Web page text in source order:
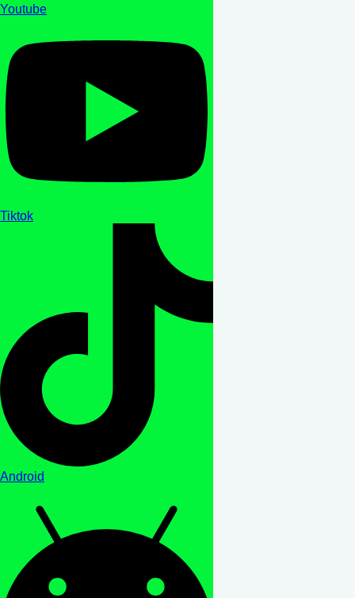
Youtube
Tiktok
Android